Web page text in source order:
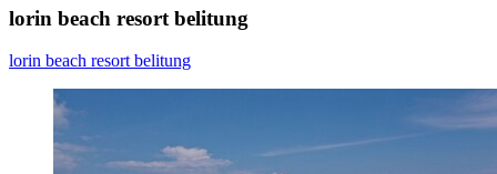
lorin beach resort belitung
lorin beach resort belitung